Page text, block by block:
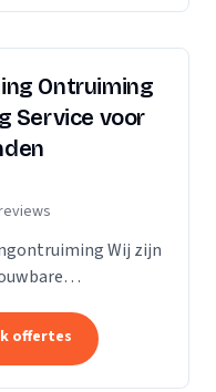
Ontruiming
Service voor
Wij zijn
is namelijk zo
offertes